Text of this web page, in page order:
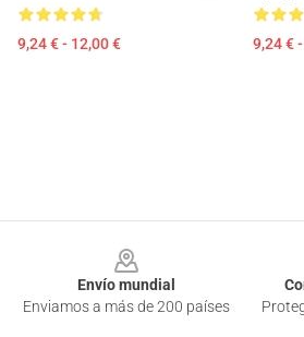
9,24 € - 12,00 € 9,24 €
Envío mundial
Enviamos a más de 200 países